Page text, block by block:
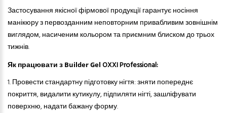
Застосування якісної фірмової продукції гарантує носіння
манікюру з первозданним неповторним привабливим зовнішнім
виглядом, насиченим кольором та приємним блиском до трьох
тижнів.
Як працювати з Builder Gel OXXI Professional:
1. Провести стандартну підготовку нігтя: зняти попереднє
покриття, видалити кутикулу, підпиляти нігті, зашліфувати
поверхню, надати бажану форму.